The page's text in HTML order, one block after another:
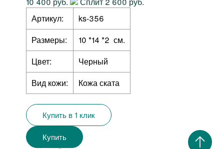
Артикул:
ks-356
Размеры:
10 *14 *2 см.
Цвет:
Черный
Вид кожи:
Кожа ската
Купить в 1 клик
Купить